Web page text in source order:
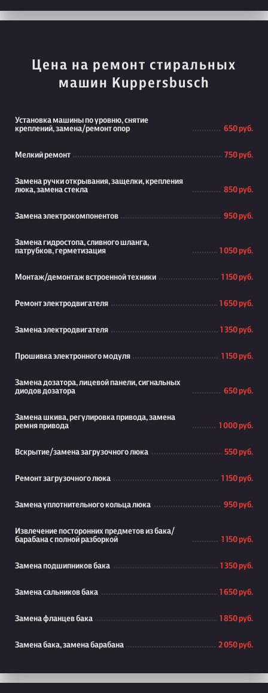
Цена на ремонт стиральных
машин Kuppersbusch
Установка машины по уровню, снятие
креплений, замена/ремонт опор
650 руб.
Мелкий ремонт 750 руб.
Замена ручки открывания, защелки, крепления
люка, замена стекла
850 руб.
Замена электрокомпонентов 950 руб.
Замена гидростопа, сливного шланга,
патрубков, герметизация
1 050 руб.
Монтаж/демонтаж встроенной техники 1 150 руб.
Ремонт электродвигателя 1 650 руб.
Замена электродвигателя 1 350 руб.
Прошивка электронного модуля 1 150 руб.
Замена дозатора, лицевой панели, сигнальных
диодов дозатора
650 руб.
Замена шкива, регулировка привода, замена
ремня привода
1 000 руб.
Вскрытие/замена загрузочного люка 550 руб.
Ремонт загрузочного люка 1 150 руб.
Замена уплотнительного кольца люка 950 руб.
Извлечение посторонних предметов из бака/
барабана с полной разборкой
1 150 руб.
Замена подшипников бака 1 350 руб.
Замена сальников бака 1 650 руб.
Замена фланцев бака 1 850 руб.
Замена бака, замена барабана 2 050 руб.